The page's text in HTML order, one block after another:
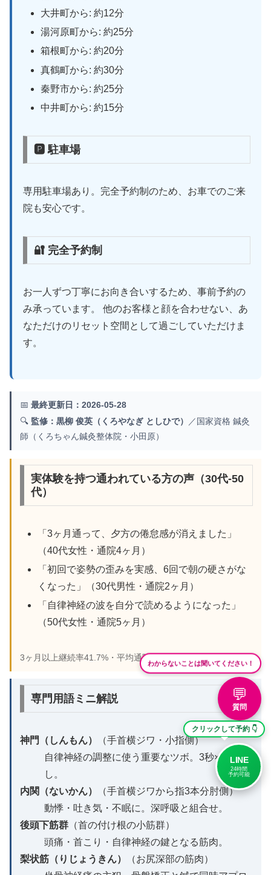
大井町から: 約12分
湯河原町から: 約25分
箱根町から: 約20分
真鶴町から: 約30分
秦野市から: 約25分
中井町から: 約15分
🅿 駐車場
専用駐車場あり。完全予約制のため、お車でのご来
院も安心です。
🔐 完全予約制
お一人ずつ丁寧にお向き合いするため、事前予約の
み承っています。 他のお客様と顔を合わせない、あ
なただけのリセット空間として過ごしていただけま
す。
📅 最終更新日：2026-05-28
🔍 監修：黒柳 俊英（くろやなぎ としひで）
／国家資格 鍼灸
師（くろちゃん鍼灸整体院・小田原）
実体験を持つ通われている方の声（30代-50
代）
「3ヶ月通って、夕方の倦怠感が消えました」
（40代女性・通院4ヶ月）
「初回で姿勢の歪みを実感、6回で朝の硬さがな
くなった」（30代男性・通院2ヶ月）
「自律神経の波を自分で読めるようになった」
（50代女性・通院5ヶ月）
3ヶ月以上継続率41.7%・平均通院4.0ヶ月の実績の一部。
専門用語ミニ解説
神門（しんもん）
（手首横ジワ・小指側）
自律神経の調整に使う重要なツボ。3秒×5回押
し。
内関（ないかん）
（手首横ジワから指3本分肘側）
動悸・吐き気・不眠に。深呼吸と組合せ。
後頭下筋群 （首の付け根の小筋群）
頭痛・首こり・自律神経の鍵となる筋肉。
梨状筋（りじょうきん）
（お尻深部の筋肉）
わからないことは聞いてください！
💬
質問
クリックして予約 👇
LINE
24時間
予約可能